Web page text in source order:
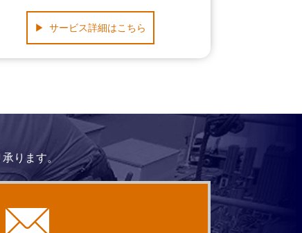
サービス詳細はこちら
ります。